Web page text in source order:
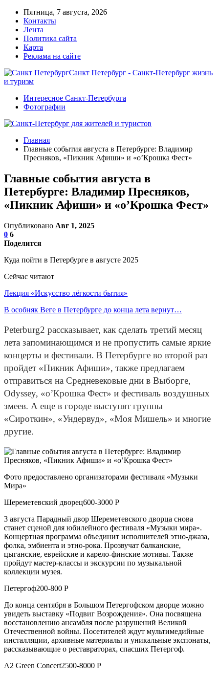
Пятница, 7 августа, 2026
Контакты
Лента
Политика сайта
Карта
Реклама на сайте
Санкт Петербург - Санкт-Петербург жизнь
и туризм
Интересное Санкт-Петербурга
Фотографии
Главная
Главные события августа в Петербурге: Владимир
Пресняков, «Пикник Афиши» и «о’Крошка Фест»
Главные события августа в
Петербурге: Владимир Пресняков,
«Пикник Афиши» и «о’Крошка Фест»
Опубликовано Авг 1, 2025
0 6
Поделится
Куда пойти в Петербурге в августе 2025
Сейчас читают
Лекция «Искусство лёгкости бытия»
В особняк Веге в Петербурге до конца лета вернут…
Peterburg2 рассказывает, как сделать третий месяц
лета запоминающимся и не пропустить самые яркие
концерты и фестивали. В Петербурге во второй раз
пройдет «Пикник Афиши», также предлагаем
отправиться на Средневековые дни в Выборге,
Odyssey, «о’Крошка Фест» и фестиваль воздушных
змеев. А еще в городе выступят группы
«Сироткин», «Ундервуд», «Моя Мишель» и многие
другие.
Фото предоставлено организаторами фестиваля «Музыки
Мира»
Шереметевский дворец600-3000 Р
3 августа Парадный двор Шереметевского дворца снова
станет сценой для юбилейного фестиваля «Музыки мира».
Концертная программа объединит исполнителей этно-джаза,
фолка, эмбиента и этно-рока. Прозвучат балканские,
цыганские, еврейские и карело-финские мотивы. Также
пройдут мастер-классы и экскурсии по музыкальной
коллекции музея.
Петергоф200-800 Р
До конца сентября в Большом Петергофском дворце можно
увидеть выставку «Подвиг Возрождения». Она посвящена
восстановлению ансамбля после разрушений Великой
Отечественной войны. Посетителей ждут мультимедийные
инсталляции, архивные материалы и уникальные экспонаты,
рассказывающие о реставраторах, спасших Петергоф.
A2 Green Concert2500-8000 Р